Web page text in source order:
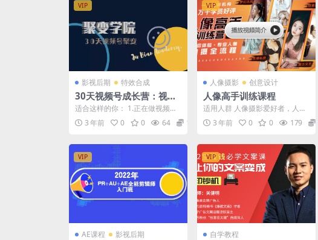
VIP
影视后期 特效合成
30天视频号成长营：视频
号制作筹备+视频剪辑+视
频号运营+引流变现
适合这样的你： 1.正在做视频
号，但因为没人观看点赞而想放
弃? 2.加入了其他点...
3 年前 0 0 64 12.9
VIP
人像摄影 创意设计
人像高手训练课程
适用人群 人像摄影爱好者，人像
摄影进阶者 课程概述 *全网独
创，百分百体验式人像...
3 年前 0 0 179
VIP
AE课程 影视后期
VIP
自学教程